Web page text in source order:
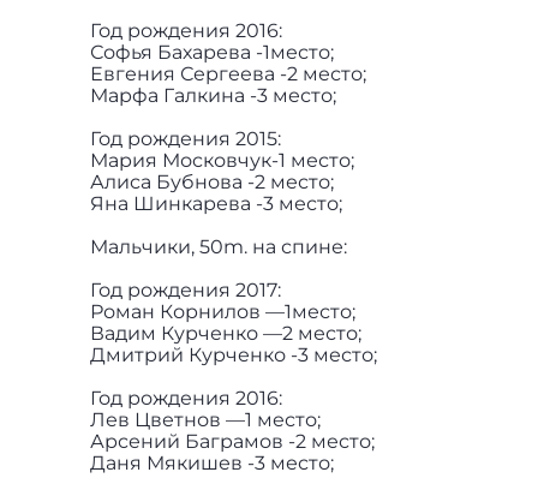
Год рождения 2016:
Софья Бахарева -1место;
Евгения Сергеева -2 место;
Марфа Галкина -3 место;
Год рождения 2015:
Мария Московчук-1 место;
Алиса Бубнова -2 место;
Яна Шинкарева -3 место;
Мальчики, 50m. на спине:
Год рождения 2017:
Роман Корнилов —1место;
Вадим Курченко —2 место;
Дмитрий Курченко -3 место;
Год рождения 2016:
Лев Цветнов —1 место;
Арсений Баграмов -2 место;
Даня Мякишев -3 место;